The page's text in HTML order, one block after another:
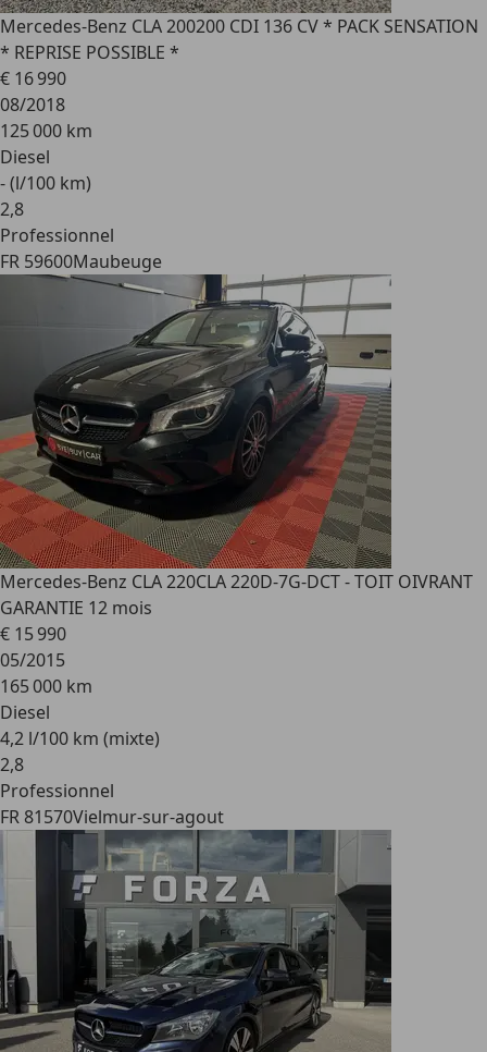
Mercedes-Benz CLA 200200 CDI 136 CV * PACK SENSATION
* REPRISE POSSIBLE *
€ 16 990
08/2018
125 000 km
Diesel
- (l/100 km)
2,8
Professionnel
FR 59600Maubeuge
Mercedes-Benz CLA 220CLA 220D-7G-DCT - TOIT OIVRANT
GARANTIE 12 mois
€ 15 990
05/2015
165 000 km
Diesel
4,2 l/100 km (mixte)
2,8
Professionnel
FR 81570Vielmur-sur-agout